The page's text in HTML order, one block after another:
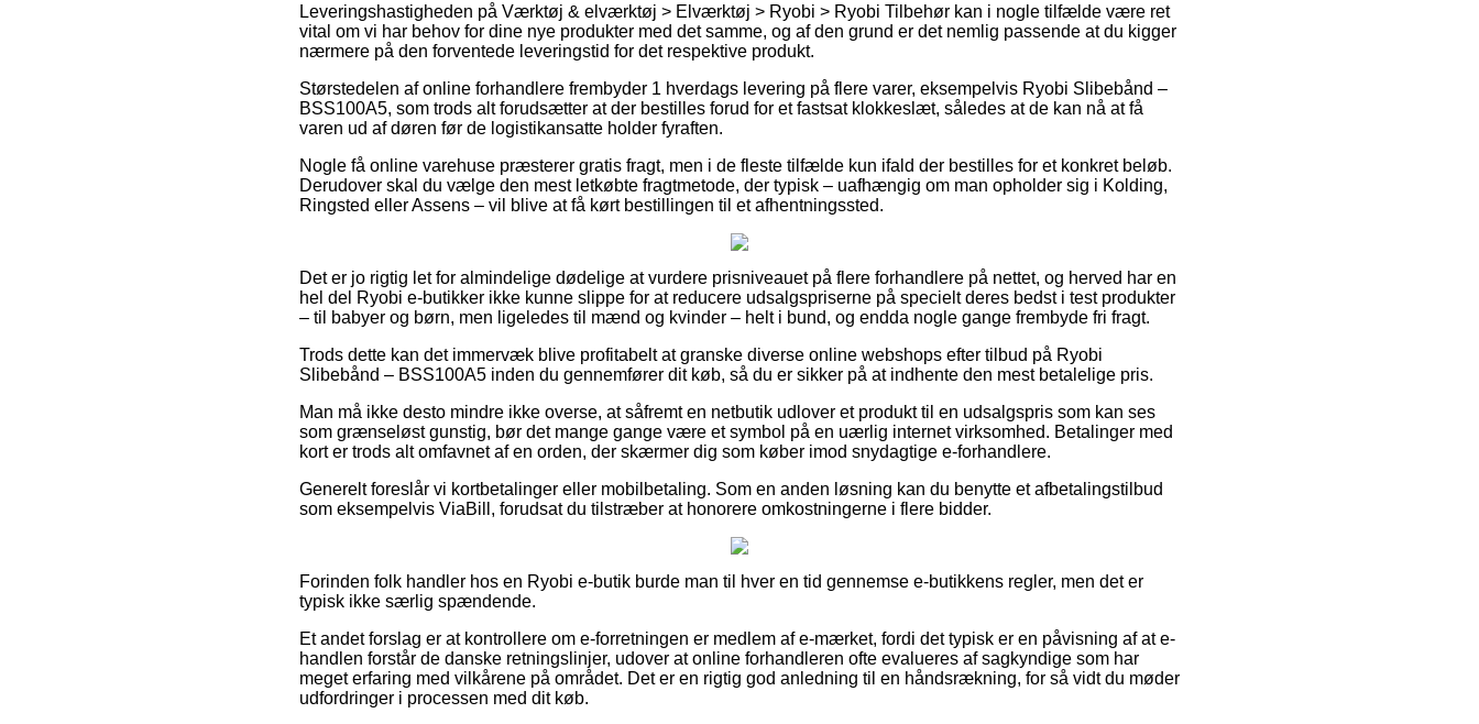
Leveringshastigheden på Værktøj & elværktøj > Elværktøj > Ryobi > Ryobi Tilbehør kan i nogle tilfælde være ret
vital om vi har behov for dine nye produkter med det samme, og af den grund er det nemlig passende at du kigger
nærmere på den forventede leveringstid for det respektive produkt.
Størstedelen af online forhandlere frembyder 1 hverdags levering på flere varer, eksempelvis Ryobi Slibebånd –
BSS100A5, som trods alt forudsætter at der bestilles forud for et fastsat klokkeslæt, således at de kan nå at få
varen ud af døren før de logistikansatte holder fyraften.
Nogle få online varehuse præsterer gratis fragt, men i de fleste tilfælde kun ifald der bestilles for et konkret beløb.
Derudover skal du vælge den mest letkøbte fragtmetode, der typisk – uafhængig om man opholder sig i Kolding,
Ringsted eller Assens – vil blive at få kørt bestillingen til et afhentningssted.
Det er jo rigtig let for almindelige dødelige at vurdere prisniveauet på flere forhandlere på nettet, og herved har en
hel del Ryobi e-butikker ikke kunne slippe for at reducere udsalgspriserne på specielt deres bedst i test produkter
– til babyer og børn, men ligeledes til mænd og kvinder – helt i bund, og endda nogle gange frembyde fri fragt.
Trods dette kan det immervæk blive profitabelt at granske diverse online webshops efter tilbud på Ryobi
Slibebånd – BSS100A5 inden du gennemfører dit køb, så du er sikker på at indhente den mest betalelige pris.
Man må ikke desto mindre ikke overse, at såfremt en netbutik udlover et produkt til en udsalgspris som kan ses
som grænseløst gunstig, bør det mange gange være et symbol på en uærlig internet virksomhed. Betalinger med
kort er trods alt omfavnet af en orden, der skærmer dig som køber imod snydagtige e-forhandlere.
Generelt foreslår vi kortbetalinger eller mobilbetaling. Som en anden løsning kan du benytte et afbetalingstilbud
som eksempelvis ViaBill, forudsat du tilstræber at honorere omkostningerne i flere bidder.
Forinden folk handler hos en Ryobi e-butik burde man til hver en tid gennemse e-butikkens regler, men det er
typisk ikke særlig spændende.
Et andet forslag er at kontrollere om e-forretningen er medlem af e-mærket, fordi det typisk er en påvisning af at e-
handlen forstår de danske retningslinjer, udover at online forhandleren ofte evalueres af sagkyndige som har
meget erfaring med vilkårene på området. Det er en rigtig god anledning til en håndsrækning, for så vidt du møder
udfordringer i processen med dit køb.